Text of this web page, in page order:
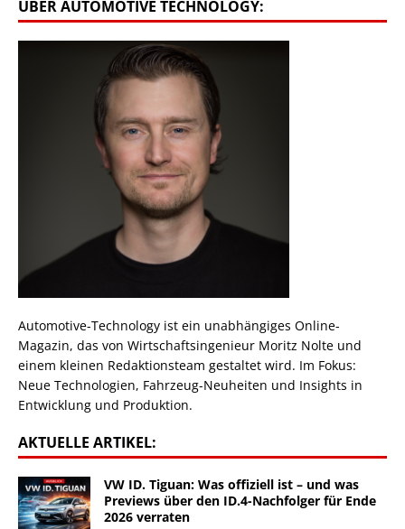
ÜBER AUTOMOTIVE TECHNOLOGY:
Automotive-Technology ist ein unabhängiges Online-
Magazin, das von Wirtschaftsingenieur Moritz Nolte und
einem kleinen Redaktionsteam gestaltet wird. Im Fokus:
Neue Technologien, Fahrzeug-Neuheiten und Insights in
Entwicklung und Produktion.
AKTUELLE ARTIKEL:
VW ID. Tiguan: Was offiziell ist – und was
Previews über den ID.4-Nachfolger für Ende
2026 verraten